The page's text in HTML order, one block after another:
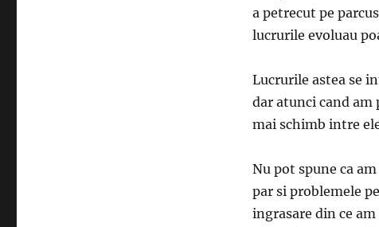
a petrecut pe
lucrurile evoluau
Lucrurile astea se
dar atunci cand am
mai schimb intre
Nu pot spune ca
par si problemele
ingrasare din ce